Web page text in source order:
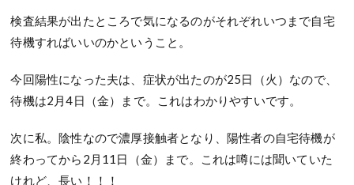
検査結果が出たところで気になるのがそれぞれいつまで自宅
待機すればいいのかということ。
今回陽性になった夫は、症状が出たのが25日（火）なので、
待機は2月4日（金）まで。これはわかりやすいです。
次に私。陰性なので濃厚接触者となり、陽性者の自宅待機が
終わってから2月11日（金）まで。これは噂には聞いていた
けれど、長い！！！